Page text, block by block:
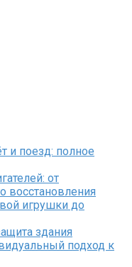
и поезд: полное
от
восстановления
игрушки до
здания
подход к